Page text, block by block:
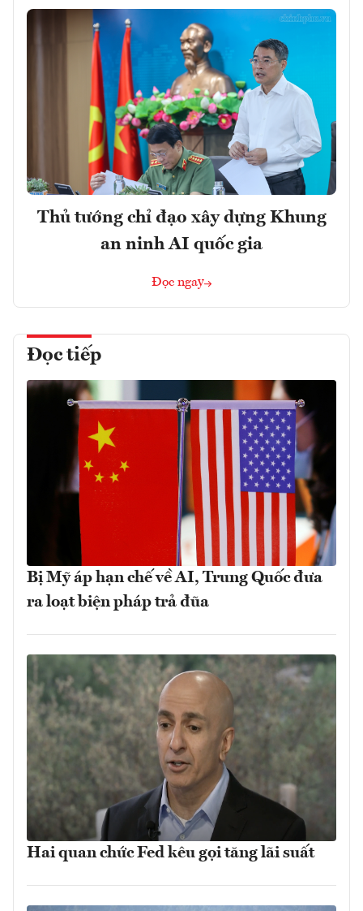
Thủ tướng chỉ đạo xây dựng Khung
an ninh AI quốc gia
Đọc ngay
Đọc tiếp
Bị Mỹ áp hạn chế về AI, Trung Quốc đưa
ra loạt biện pháp trả đũa
Hai quan chức Fed kêu gọi tăng lãi suất